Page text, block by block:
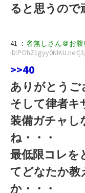
ると思うので
41 ： 名無しさん＠お腹
>>40
ありがとうご
そして律者キ
装備ガチャし
ね・・・
最低限コレを
てどなたか教
か・・・